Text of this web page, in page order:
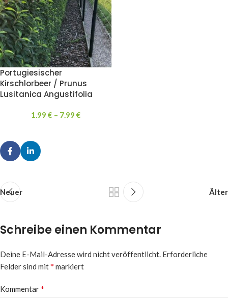
Portugiesischer
Kirschlorbeer / Prunus
Lusitanica Angustifolia
1.99 € – 7.99 €
Neuer Älter
Schreibe einen Kommentar
Deine E-Mail-Adresse wird nicht veröffentlicht. Erforderliche
Felder sind mit* markiert
Kommentar*